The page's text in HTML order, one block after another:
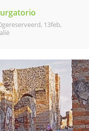
, 13feb,